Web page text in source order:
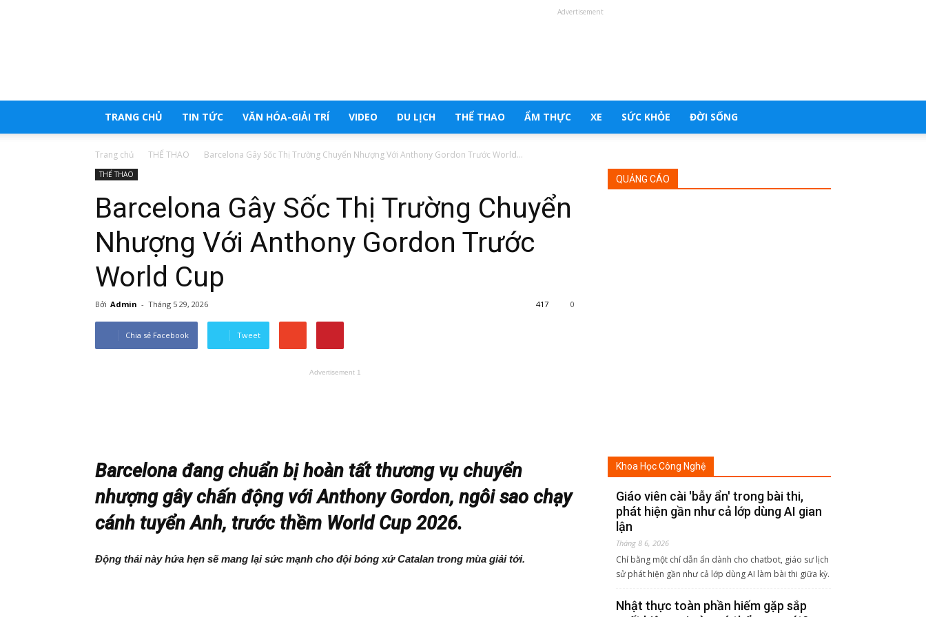
Advertisement
TRANG CHỦ TIN TỨC VĂN HÓA-GIẢI TRÍ VIDEO DU LỊCH THỂ THAO ẨM THỰC XE SỨC KHỎE ĐỜI SỐNG
Trang chủ THỂ THAO Barcelona Gây Sốc Thị Trường Chuyển Nhượng Với Anthony Gordon Trước World...
THỂ THAO
Barcelona Gây Sốc Thị Trường Chuyển
Nhượng Với Anthony Gordon Trước
World Cup
Bởi Admin - Tháng 5 29, 2026 0
417
Chia sẻ Facebook Tweet
Advertisement 1
Barcelona đang chuẩn bị hoàn tất thương vụ chuyển
nhượng gây chấn động với Anthony Gordon, ngôi sao chạy
cánh tuyển Anh, trước thềm World Cup 2026.
Động thái này hứa hẹn sẽ mang lại sức mạnh cho đội bóng xứ Catalan trong mùa giải tới.
QUẢNG CÁO
Khoa Học Công Nghệ
Giáo viên cài 'bẫy ẩn' trong bài thi,
phát hiện gần như cả lớp dùng AI gian
lận
Tháng 8 6, 2026
Chỉ bằng một chỉ dẫn ẩn dành cho chatbot, giáo sư lịch
sử phát hiện gần như cả lớp dùng AI làm bài thi giữa kỳ.
Nhật thực toàn phần hiếm gặp sắp